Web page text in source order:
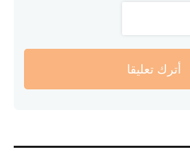
أترك تعليقا